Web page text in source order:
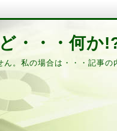
・・・何か
。私の場合は・・・記事